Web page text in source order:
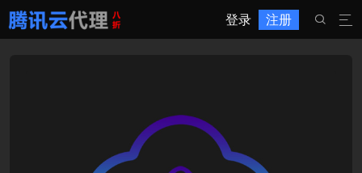
登录 注册 
